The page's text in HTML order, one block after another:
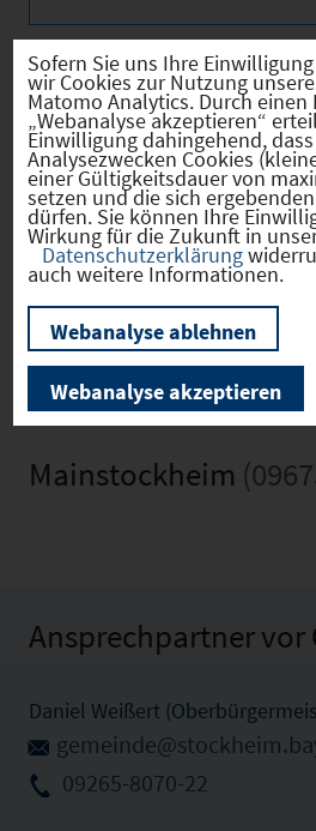
Verkehrsinfrastruktur
Kommunale Infrastruktur
Mainstockheim
Ansprechpartner vor
Daniel Weißert
09265-8070-22
Sofern Sie uns Ihre
wir Cookies zur Nutzung
Matomo Analytics. Durch
„Webanalyse akzeptieren“
Einwilligung dahingehend,
Analysezwecken Cookies
einer Gültigkeitsdauer von
setzen und die sich
dürfen. Sie können Ihre
Wirkung für die Zukunft in
Datenschutzerklärung
auch weitere Informationen.
Webanalyse ablehnen
Webanalyse akzeptieren